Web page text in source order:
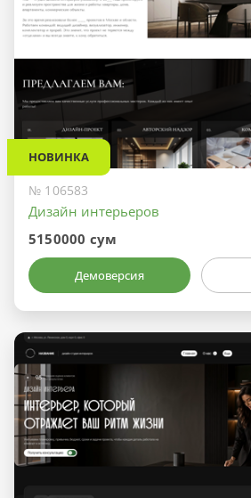
НОВИНКА
№ 106583
Дизайн интерьеров
5150000 сум
Демоверсия